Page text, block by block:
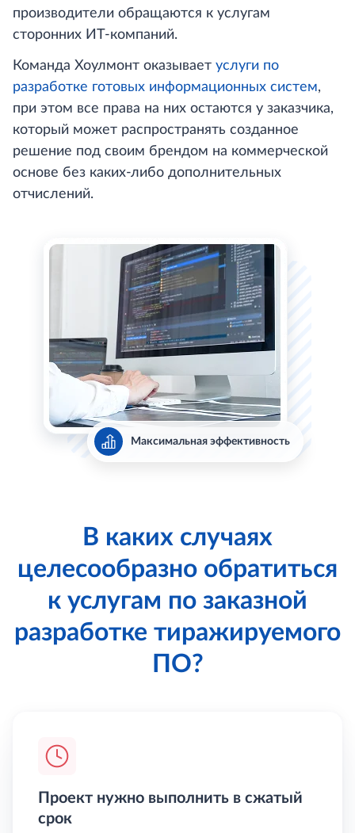
производители обращаются к услугам
сторонних ИТ-компаний.
Команда Хоулмонт оказывает услуги по
разработке готовых информационных систем,
при этом все права на них остаются у заказчика,
который может распространять созданное
решение под своим брендом на коммерческой
основе без каких-либо дополнительных
отчислений.
Максимальная эффективность
В каких случаях
целесообразно обратиться
к услугам по заказной
разработке тиражируемого
ПО?
Проект нужно выполнить в сжатый
срок